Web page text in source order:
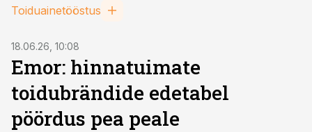
Toiduainetööstus
18.06.26, 10:08
Emor: hinnatuimate
toidubrändide edetabel
pöördus pea peale